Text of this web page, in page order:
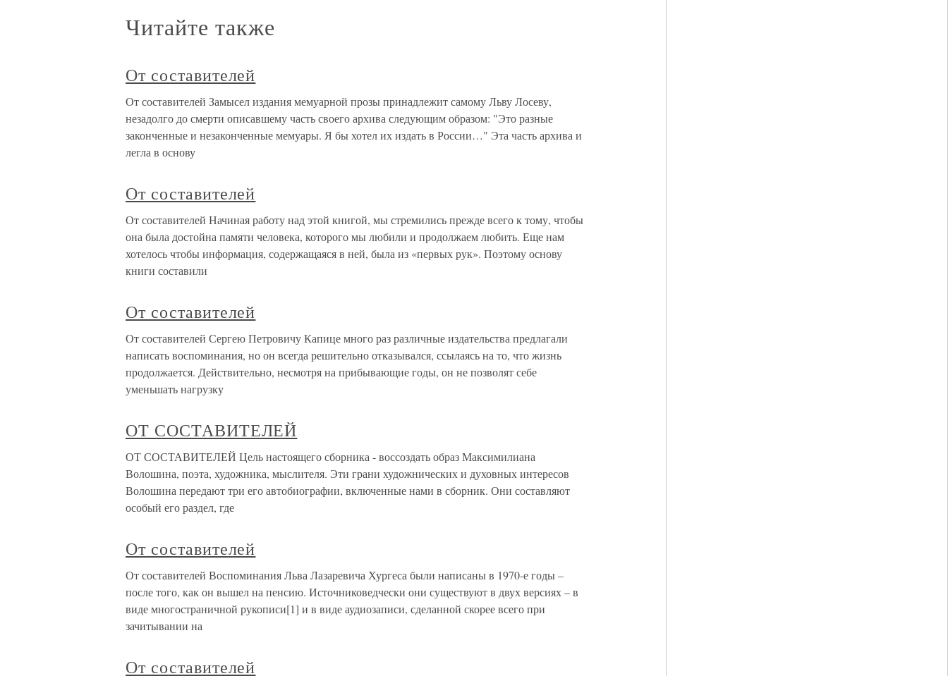
Читайте также
От составителей
От составителей Замысел издания мемуарной прозы принадлежит самому Льву Лосеву,
незадолго до смерти описавшему часть своего архива следующим образом: "Это разные
законченные и незаконченные мемуары. Я бы хотел их издать в России…" Эта часть архива и
легла в основу
От составителей
От составителей Начиная работу над этой книгой, мы стремились прежде всего к тому, чтобы
она была достойна памяти человека, которого мы любили и продолжаем любить. Еще нам
хотелось чтобы информация, содержащаяся в ней, была из «первых рук». Поэтому основу
книги составили
От составителей
От составителей Сергею Петровичу Капице много раз различные издательства предлагали
написать воспоминания, но он всегда решительно отказывался, ссылаясь на то, что жизнь
продолжается. Действительно, несмотря на прибывающие годы, он не позволят себе
уменьшать нагрузку
ОТ СОСТАВИТЕЛЕЙ
ОТ СОСТАВИТЕЛЕЙ Цель настоящего сборника - воссоздать образ Максимилиана
Волошина, поэта, художника, мыслителя. Эти грани художнических и духовных интересов
Волошина передают три его автобиографии, включенные нами в сборник. Они составляют
особый его раздел, где
От составителей
От составителей Воспоминания Льва Лазаревича Хургеса были написаны в 1970-е годы –
после того, как он вышел на пенсию. Источниковедчески они существуют в двух версиях – в
виде многостраничной рукописи[1] и в виде аудиозаписи, сделанной скорее всего при
зачитывании на
От составителей